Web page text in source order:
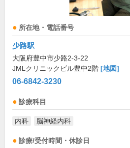
所在地・電話番号
少路駅
大阪府豊中市少路2-3-22
JMLクリニックビル豊中2階 [地図]
06-6842-3230
診療科目
内科 脳神経内科
診療/受付時間・休診日